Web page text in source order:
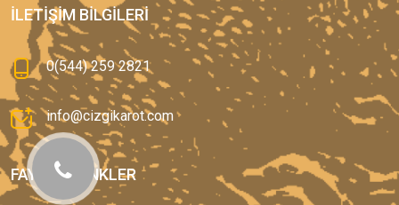
İLETIŞIM BILGILERI
0(544) 259 2821
info@cizgikarot.com
FAYDALI LINKLER